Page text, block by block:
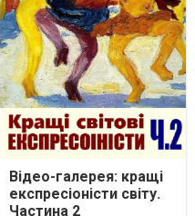
Відео-галерея: кращі
експресіоністи світу.
Частина 2